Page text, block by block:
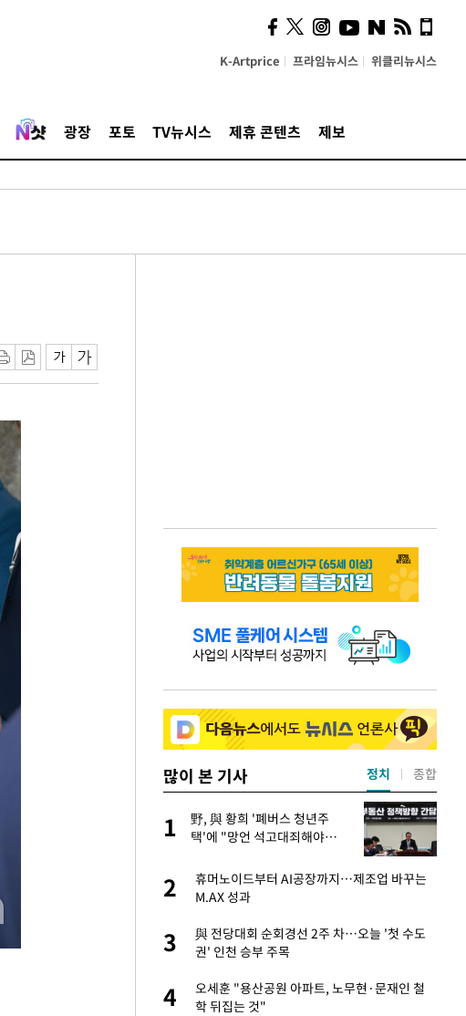
K-Artprice 프라임뉴시스 위클리뉴시스
광장 포토 TV뉴시스 제휴 콘텐츠 제보
많이 본 기사
내주고 싶
15년 만에 사과…"제가 틀
원 "치료가 날 죽이는 것 같
1
野, 與 황희 '폐버스 청년주
택'에 "망언 석고대죄해야…
2
휴머노이드부터 AI공장까지…제조업 바꾸는
M.AX 성과
3
與 전당대회 순회경선 2주 차…오늘 '첫 수도
권' 인천 승부 주목
4
오세훈 "용산공원 아파트, 노무현·문재인 철
학 뒤집는 것"
정치 종합